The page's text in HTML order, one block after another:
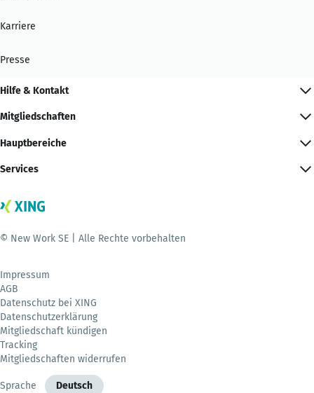
Karriere
Presse
Hilfe & Kontakt
Mitgliedschaften
Hauptbereiche
Services
© New Work SE | Alle Rechte vorbehalten
Impressum
AGB
Datenschutz bei XING
Datenschutzerklärung
Mitgliedschaft kündigen
Tracking
Mitgliedschaften widerrufen
Sprache Deutsch